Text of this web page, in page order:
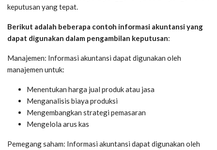
keputusan yang tepat.
Berikut adalah beberapa contoh informasi akuntansi yang
dapat digunakan dalam pengambilan keputusan:
Manajemen: Informasi akuntansi dapat digunakan oleh
manajemen untuk:
Menentukan harga jual produk atau jasa
Menganalisis biaya produksi
Mengembangkan strategi pemasaran
Mengelola arus kas
Pemegang saham: Informasi akuntansi dapat digunakan oleh